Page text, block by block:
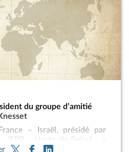
de paix a été discutée.
avec l’ambassadeur
israéliens, notamment la
nucléaires et
Enfin, les intervenants ont
en France et
bilatérale franco-
du groupe d’amitié
– Israël, présidé par
Hauts-de-Seine), a
du groupe d’amitié